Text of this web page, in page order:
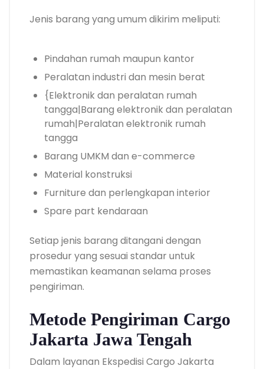
Jenis barang yang umum dikirim meliputi:
Pindahan rumah maupun kantor
Peralatan industri dan mesin berat
{Elektronik dan peralatan rumah
tangga|Barang elektronik dan peralatan
rumah|Peralatan elektronik rumah
tangga
Barang UMKM dan e-commerce
Material konstruksi
Furniture dan perlengkapan interior
Spare part kendaraan
Setiap jenis barang ditangani dengan
prosedur yang sesuai standar untuk
memastikan keamanan selama proses
pengiriman.
Metode Pengiriman Cargo
Jakarta Jawa Tengah
Dalam layanan Ekspedisi Cargo Jakarta